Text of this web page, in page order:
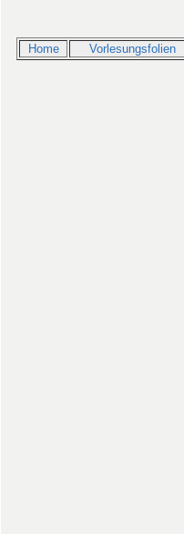
Home Vorlesungsfolien